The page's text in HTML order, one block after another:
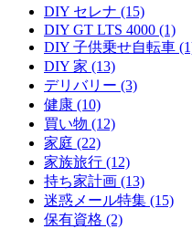
DIY セレナ (15)
DIY GT LTS 4000 (1)
DIY 子供乗せ自転車
DIY 家 (13)
デリバリー (3)
健康 (10)
買い物 (12)
家庭 (22)
家族旅行 (12)
持ち家計画 (13)
迷惑メール特集 (15)
保有資格 (2)